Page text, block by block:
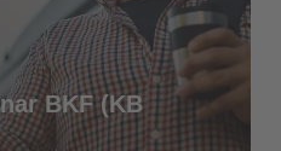
BKF (KB